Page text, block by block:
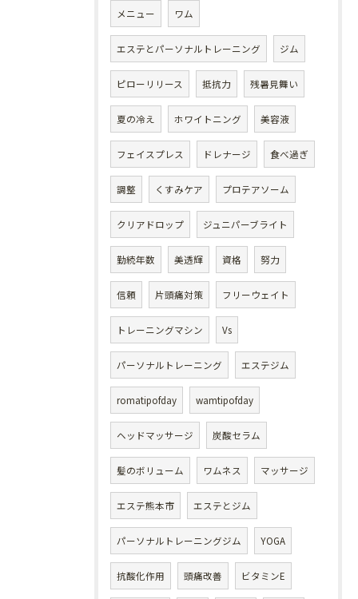
メニュー ワム
エステとパーソナルトレーニング ジム
ピローリリース 抵抗力 残暑見舞い
夏の冷え ホワイトニング 美容液
フェイスプレス ドレナージ 食べ過ぎ
調整 くすみケア プロテアソーム
クリアドロップ ジュニパーブライト
勤続年数 美透輝 資格 努力
信頼 片頭痛対策 フリーウェイト
トレーニングマシン Vs
パーソナルトレーニング エステジム
romatipofday wamtipofday
ヘッドマッサージ 炭酸セラム
髪のボリューム ワムネス マッサージ
エステ熊本市 エステとジム
パーソナルトレーニングジム YOGA
抗酸化作用 頭痛改善 ビタミンE